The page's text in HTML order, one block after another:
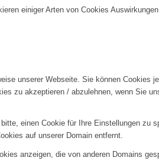
einiger Arten von Cookies
unserer Webseite. Sie können Cookies
zu akzeptieren / abzulehnen, wenn Sie
einen Cookie für Ihre Einstellungen zu
auf unserer Domain entfernt.
anzeigen, die von anderen Domains